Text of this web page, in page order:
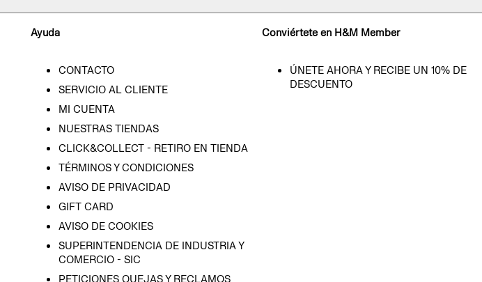
Ayuda
CONTACTO
SERVICIO AL CLIENTE
MI CUENTA
NUESTRAS TIENDAS
CLICK&COLLECT - RETIRO EN TIENDA
TÉRMINOS Y CONDICIONES
AVISO DE PRIVACIDAD
GIFT CARD
AVISO DE COOKIES
SUPERINTENDENCIA DE INDUSTRIA Y
COMERCIO - SIC
PETICIONES QUEJAS Y RECLAMOS
Conviértete en H&M Member
ÚNETE AHORA Y RECIBE UN 10% DE
DESCUENTO